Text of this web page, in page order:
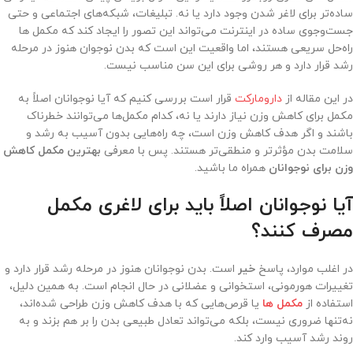
ساده‌تر برای لاغر شدن وجود دارد یا نه. تبلیغات، شبکه‌های اجتماعی و حتی
جست‌وجوی ساده در اینترنت می‌تواند این تصور را ایجاد کند که مکمل ها
راه‌حل سریعی هستند، اما واقعیت این است که بدن نوجوان هنوز در مرحله
رشد قرار دارد و هر روشی برای این سن مناسب نیست.
در این مقاله از دارومارکت قرار است بررسی کنیم که آیا نوجوانان اصلاً به
مکمل برای کاهش وزن نیاز دارند یا نه، کدام مکمل‌ها می‌توانند خطرناک
باشند و اگر هدف کاهش وزن است، چه راه‌هایی بدون آسیب به رشد و
سلامت بدن مؤثرتر و منطقی‌تر هستند. پس با معرفی بهترین مکمل کاهش
وزن برای نوجوانان همراه ما باشید.
آیا نوجوانان اصلاً باید برای لاغری مکمل
مصرف کنند؟
در اغلب موارد، پاسخ خیر است. بدن نوجوانان هنوز در مرحله رشد قرار دارد و
تغییرات هورمونی، استخوانی و عضلانی در حال انجام است. به همین دلیل،
استفاده از مکمل ها یا قرص‌هایی که با هدف کاهش وزن طراحی شده‌اند،
نه‌تنها ضروری نیست، بلکه می‌تواند تعادل طبیعی بدن را بر هم بزند و به
روند رشد آسیب وارد کند.